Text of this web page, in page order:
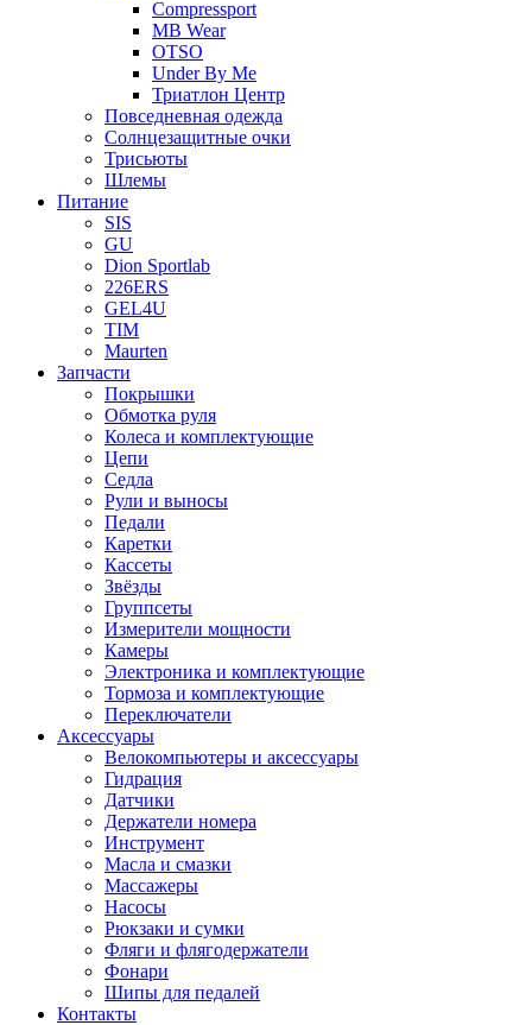
Compressport
MB Wear
OTSO
Under By Me
Триатлон Центр
Повседневная одежда
Солнцезащитные очки
Трисьюты
Шлемы
Питание
SIS
GU
Dion Sportlab
226ERS
GEL4U
TIM
Maurten
Запчасти
Покрышки
Обмотка руля
Колеса и комплектующие
Цепи
Седла
Рули и выносы
Педали
Каретки
Кассеты
Звёзды
Группсеты
Измерители мощности
Камеры
Электроника и комплектующие
Тормоза и комплектующие
Переключатели
Аксессуары
Велокомпьютеры и аксессуары
Гидрация
Датчики
Держатели номера
Инструмент
Масла и смазки
Массажеры
Насосы
Рюкзаки и сумки
Фляги и флягодержатели
Фонари
Шипы для педалей
Контакты